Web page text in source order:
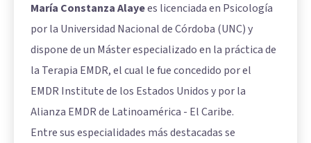
María Constanza Alayees licenciada en Psicología
por la Universidad Nacional de Córdoba (UNC) y
dispone de un Máster especializado en la práctica de
la Terapia EMDR, el cual le fue concedido por el
EMDR Institute de los Estados Unidos y por la
Alianza EMDR de Latinoamérica - El Caribe.
Entre sus especialidades más destacadas se